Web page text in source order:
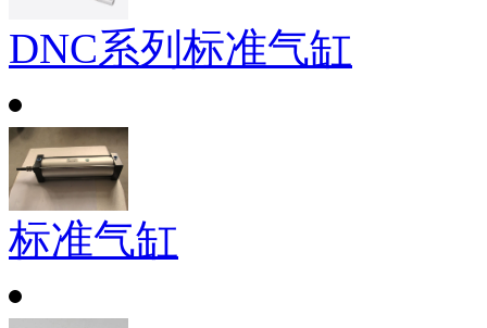
DNC系列标准气缸
标准气缸